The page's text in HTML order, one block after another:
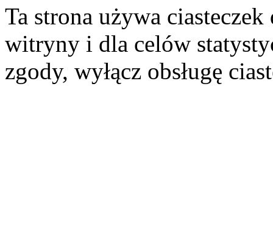
Ta strona używa
witryny i dla celów
zgody, wyłącz obsługę